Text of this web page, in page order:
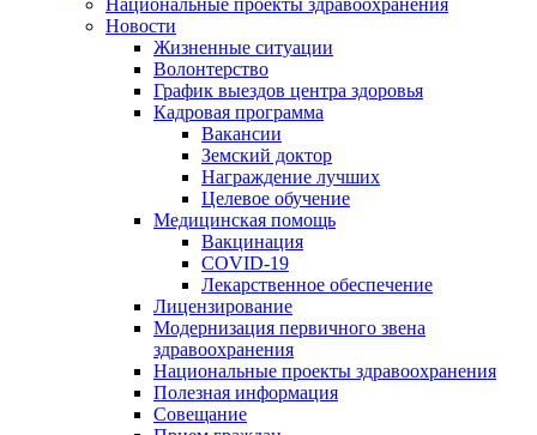
Новости
Жизненные ситуации
Волонтерство
График выездов центра здоровья
Кадровая программа
Вакансии
Земский доктор
Награждение лучших
Целевое обучение
Медицинская помощь
Вакцинация
COVID-19
Лекарственное обеспечение
Лицензирование
Модернизация первичного звена
здравоохранения
Национальные проекты здравоохранения
Полезная информация
Совещание